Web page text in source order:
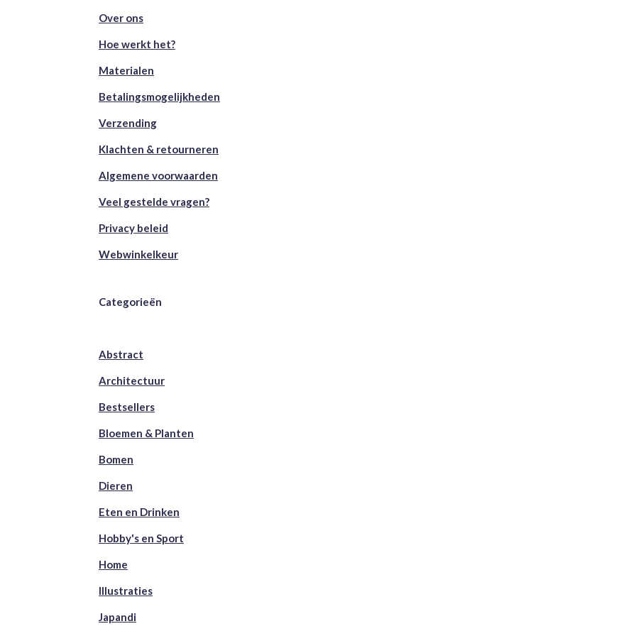
Over ons
Hoe werkt het?
Materialen
Betalingsmogelijkheden
Verzending
Klachten & retourneren
Algemene voorwaarden
Veel gestelde vragen?
Privacy beleid
Webwinkelkeur
Categorieën
Abstract
Architectuur
Bestsellers
Bloemen & Planten
Bomen
Dieren
Eten en Drinken
Hobby's en Sport
Home
Illustraties
Japandi